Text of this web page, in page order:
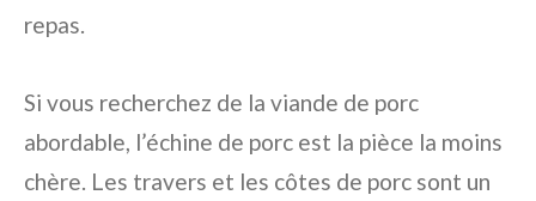
repas.
Si vous recherchez de la viande de porc
abordable, l’échine de porc est la pièce la moins
chère. Les travers et les côtes de porc sont un